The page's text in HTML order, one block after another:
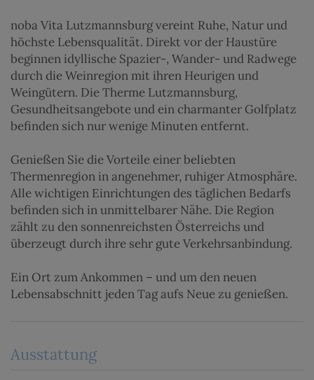
noba Vita Lutzmannsburg vereint Ruhe, Natur und
höchste Lebensqualität. Direkt vor der Haustüre
beginnen idyllische Spazier-, Wander- und Radwege
durch die Weinregion mit ihren Heurigen und
Weingütern. Die Therme Lutzmannsburg,
Gesundheitsangebote und ein charmanter Golfplatz
befinden sich nur wenige Minuten entfernt.
Genießen Sie die Vorteile einer beliebten
Thermenregion in angenehmer, ruhiger Atmosphäre.
Alle wichtigen Einrichtungen des täglichen Bedarfs
befinden sich in unmittelbarer Nähe. Die Region
zählt zu den sonnenreichsten Österreichs und
überzeugt durch ihre sehr gute Verkehrsanbindung.
Ein Ort zum Ankommen – und um den neuen
Lebensabschnitt jeden Tag aufs Neue zu genießen.
Ausstattung